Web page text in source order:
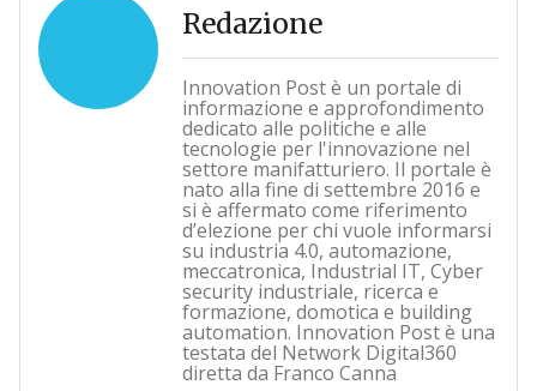
Redazione
Innovation Post è un portale di
informazione e approfondimento
dedicato alle politiche e alle
tecnologie per l'innovazione nel
settore manifatturiero. Il portale è
nato alla fine di settembre 2016 e
si è affermato come riferimento
d’elezione per chi vuole informarsi
su industria 4.0, automazione,
meccatronica, Industrial IT, Cyber
security industriale, ricerca e
formazione, domotica e building
automation. Innovation Post è una
testata del Network Digital360
diretta da Franco Canna